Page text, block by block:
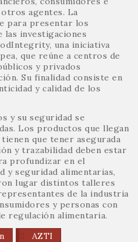
agentes. La
para presentar los
las investigaciones
una iniciativa
que reúne a centros de
y privados
Su finalidad consiste en
y calidad de los
y su seguridad se
Los productos que llegan
que tener asegurada
y trazabilidad deben estar
profundizar en el
y seguridad alimentarias,
lugar distintos talleres
de la industria
y personas con
regulación alimentaria.
AZTI